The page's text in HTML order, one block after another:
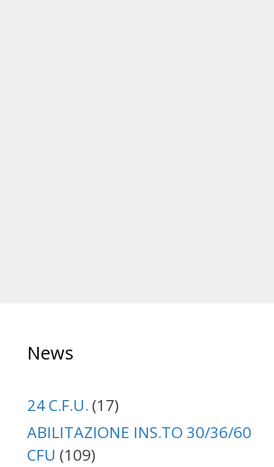
News
24 C.F.U. (17)
ABILITAZIONE INS.TO 30/36/60
CFU (109)